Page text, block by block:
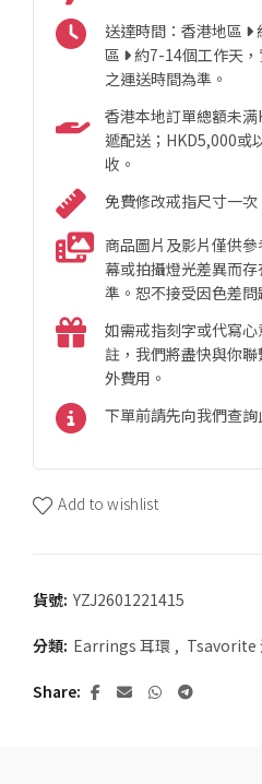
送達時間：香港地區
區
約7-14個工作天
之運送時間為準。
香港本地訂單總額未
遞配送；HKD5,000或
收。
免費修改戒指尺寸一次
商品圖片及影片僅供
幕或拍攝燈光差異而
準。恕不接受因色差問
如需戒指刻字或代寫
註，我們將盡快與你
外費用。
下單前請先向我們查
Add to wishlist
貨號: YZJ2601221415
分類: Earrings 耳環 , Tsavorite
Share